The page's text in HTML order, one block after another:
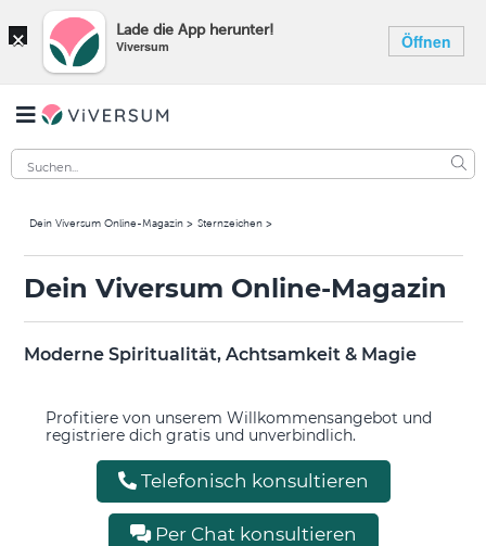
× Lade die App herunter!
Viversum Öffnen
Dein Viversum Online-Magazin Sternzeichen
Dein Viversum Online-Magazin
Moderne Spiritualität, Achtsamkeit & Magie
Profitiere von unserem Willkommensangebot und
registriere dich gratis und unverbindlich.
Telefonisch konsultieren
Per Chat konsultieren